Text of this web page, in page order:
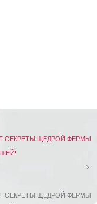
СЕКРЕТЫ ЩЕДРОЙ ФЕРМЫ
СЕКРЕТЫ ЩЕДРОЙ ФЕРМЫ